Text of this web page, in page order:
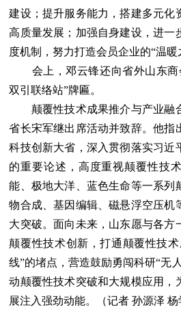
建设；提升服务能力，搭建多元化
高质量发展；加强自身建设，进一
度机制，努力打造会员企业的“温暖
会上，邓云锋还向省外山东商
双引联络站”牌匾。
颠覆性技术成果推介与产业融
省长宋军继出席活动并致辞。他指
科技创新大省，深入贯彻落实习近
的重要论述，高度重视颠覆性技
能、极地大洋、蓝色生命等一系列
物合成、基因编辑、磁悬浮空压机
大突破。面向未来，山东愿与各方
颠覆性技术创新，打通颠覆性技
线”的堵点，营造鼓励勇闯科研“无
动颠覆性技术突破和大规模应用，
展注入强劲动能。（记者 孙源泽 杨